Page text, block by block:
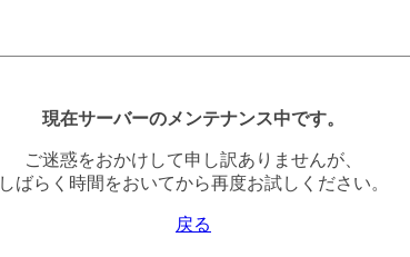
現在サーバーのメンテナンス中です。
ご迷惑をおかけして申し訳ありませんが、
しばらく時間をおいてから再度お試しください。
戻る